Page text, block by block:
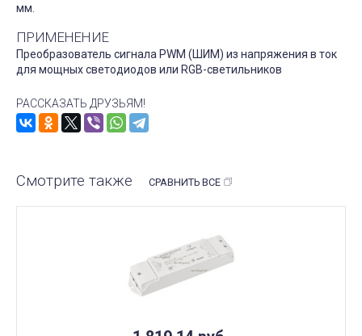
мм.
ПРИМЕНЕНИЕ
Преобразователь сигнала PWM (ШИМ) из напряжения в ток
для мощных светодиодов или RGB-светильников
РАССКАЗАТЬ ДРУЗЬЯМ!
Смотрите также СРАВНИТЬ ВСЕ